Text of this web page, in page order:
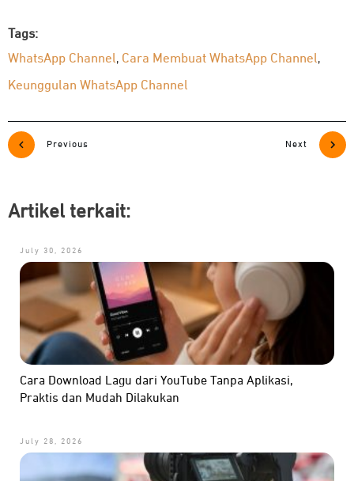
Tags:
WhatsApp Channel, Cara Membuat WhatsApp Channel,
Keunggulan WhatsApp Channel
Previous Next
Artikel terkait:
July 30, 2026
Cara Download Lagu dari YouTube Tanpa Aplikasi,
Praktis dan Mudah Dilakukan
July 28, 2026